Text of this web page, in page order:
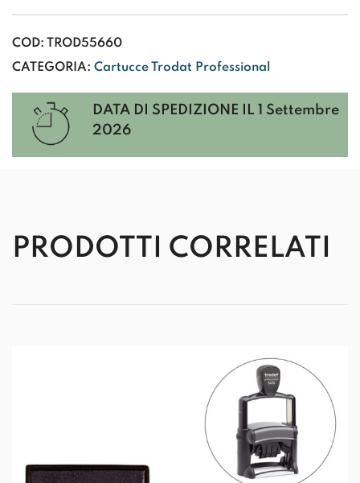
COD:
TROD55660
CATEGORIA: Cartucce Trodat Professional
DATA DI SPEDIZIONE IL 1 Settembre
2026
PRODOTTI CORRELATI